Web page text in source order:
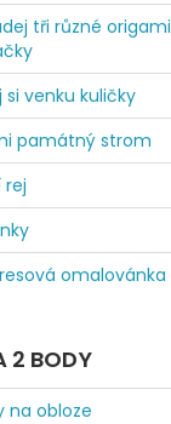
tři různé origami
si venku kuličky
památný strom
rej
omalovánka
2 BODY
na obloze